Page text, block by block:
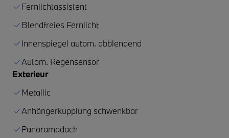
Fernlichtassistent
Blendfreies Fernlicht
Innenspiegel autom. abblendend
Autom. Regensensor
Exterieur
Metallic
Anhängerkupplung schwenkbar
Panoramadach